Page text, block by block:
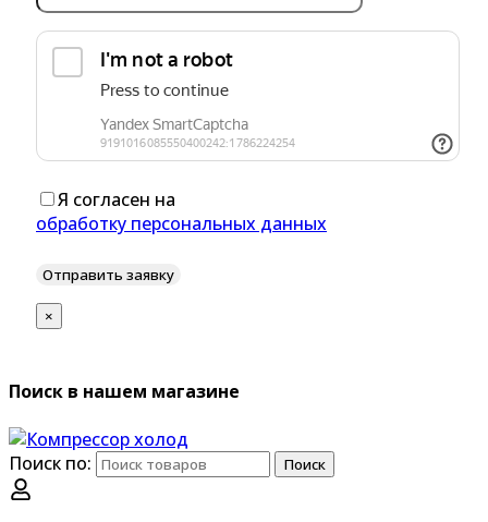
Я согласен на
обработку персональных данных
×
Поиск в нашем магазине
Поиск по: Поиск